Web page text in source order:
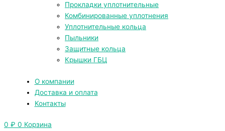
Прокладки уплотнительные
Комбинированные уплотнения
Уплотнительные кольца
Пыльники
Защитные кольца
Крышки ГБЦ
О компании
Доставка и оплата
Контакты
0 ₽ 0 Корзина